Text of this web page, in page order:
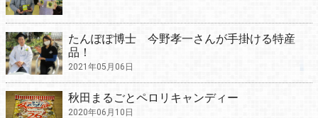
たんぽぽ博士 今野孝一さんが手掛ける特産
品！
2021年05月06日
秋田まるごとペロリキャンディー
2020年06月10日